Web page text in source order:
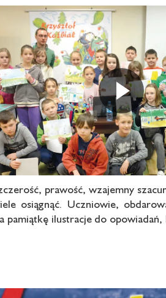
prawość, wzajemny
osiągnąć. Uczniowie,
ilustracje do